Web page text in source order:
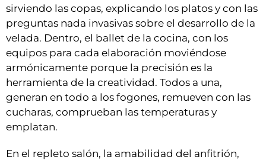
sirviendo las copas, explicando los platos y con las
preguntas nada invasivas sobre el desarrollo de la
velada. Dentro, el ballet de la cocina, con los
equipos para cada elaboración moviéndose
armónicamente porque la precisión es la
herramienta de la creatividad. Todos a una,
generan en todo a los fogones, remueven con las
cucharas, comprueban las temperaturas y
emplatan.
En el repleto salón, la amabilidad del anfitrión,